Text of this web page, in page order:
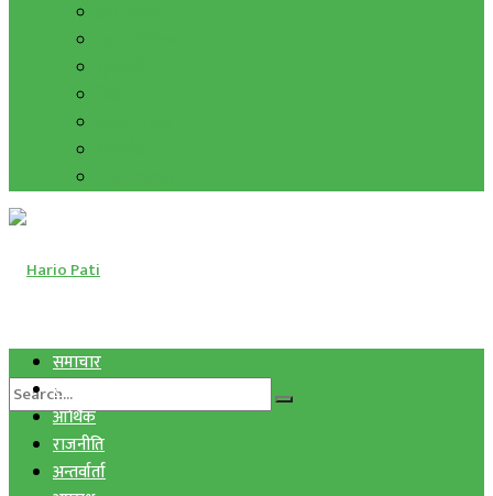
समाचार
स्वास्थ्य
आर्थिक
राजनीति
अन्तर्वार्ता